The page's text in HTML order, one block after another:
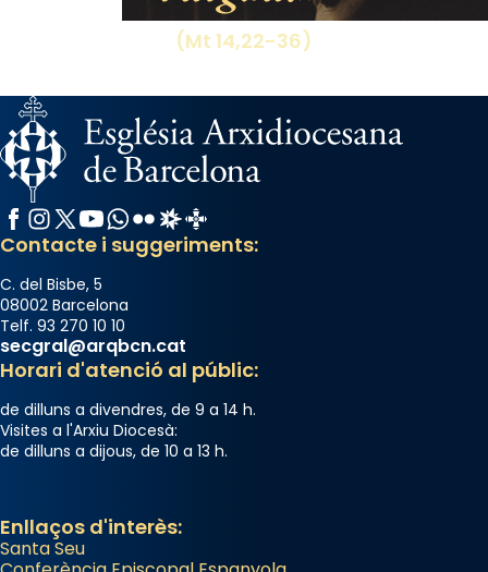
(Mt 14,22-36)
Facebook
Instagram
X / Twitter
YouTube
WhatsApp
FlickrRadio Estel
Catalunya Cristiana
Contacte i suggeriments:
C. del Bisbe, 5
08002 Barcelona
Telf. 93 270 10 10
secgral@arqbcn.cat
Horari d'atenció al públic:
de dilluns a divendres, de 9 a 14 h.
Visites a l'Arxiu Diocesà:
de dilluns a dijous, de 10 a 13 h.
Enllaços d'interès:
Santa Seu